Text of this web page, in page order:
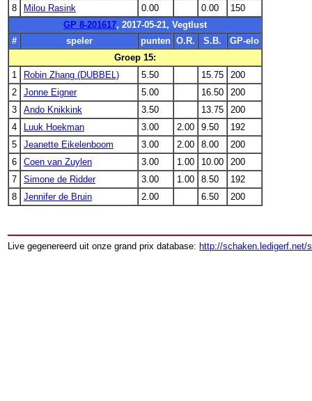
8
Milou Rasink 0.00 0.00
150
GP 8-201617, 2017-05-21, Vegtlust
#
speler punten O.R. S.B.
GP-elo
Groep 15:
1
Robin Zhang (DUBBEL) 5.50 15.75
200
2
Jonne Eigner 5.00 16.50
200
3
Ando Knikkink 3.50 13.75
200
4
Luuk Hoekman 3.00 2.00 9.50
192
5
Jeanette Eikelenboom 3.00 2.00 8.00
200
6
Coen van Zuylen 3.00 1.00 10.00
200
7
Simone de Ridder 3.00 1.00 8.50
192
8
Jennifer de Bruin 2.00 6.50 200
Live gegenereerd uit onze grand prix database: http://schaken.ledigerf.net/